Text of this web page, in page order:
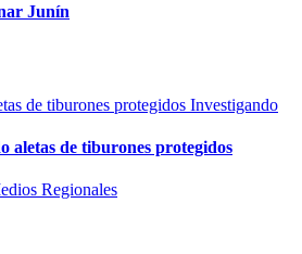
Junín
Investigando
aletas de tiburones protegidos
Regionales